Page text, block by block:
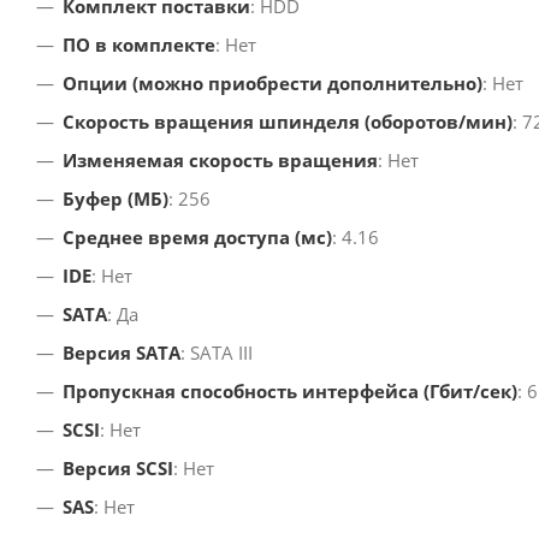
Комплект поставки: HDD
ПО в комплекте: Нет
Опции (можно приобрести дополнительно): Нет
Скорость вращения шпинделя (оборотов/мин):
Изменяемая скорость вращения: Нет
Буфер (МБ): 256
Среднее время доступа (мс): 4.16
IDE: Нет
SATA: Да
Версия SATA: SATA III
Пропускная способность интерфейса (Гбит/сек): 6
SCSI: Нет
Версия SCSI: Нет
SAS: Нет